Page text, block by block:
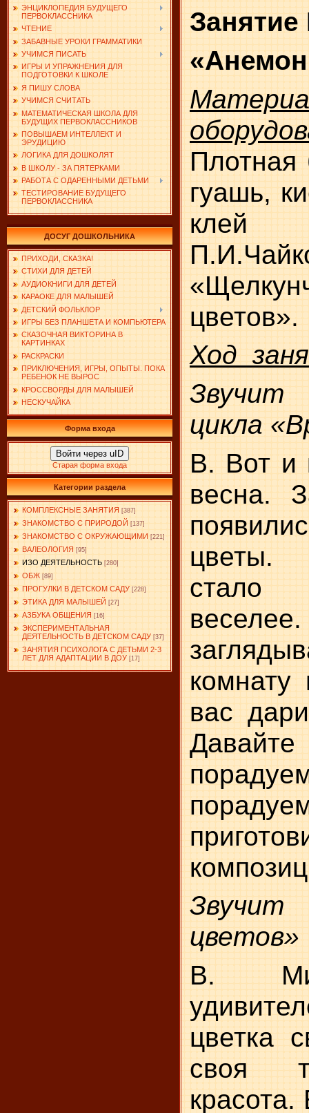
ЭНЦИКЛОПЕДИЯ БУДУЩЕГО
ПЕРВОКЛАССНИКА
ЧТЕНИЕ
ЗАБАВНЫЕ УРОКИ ГРАММАТИКИ
УЧИМСЯ ПИСАТЬ
ИГРЫ И УПРАЖНЕНИЯ ДЛЯ
ПОДГОТОВКИ К ШКОЛЕ
Я ПИШУ СЛОВА
УЧИМСЯ СЧИТАТЬ
МАТЕМАТИЧЕСКАЯ ШКОЛА ДЛЯ
БУДУЩИХ ПЕРВОКЛАССНИКОВ
ПОВЫШАЕМ ИНТЕЛЛЕКТ И
ЭРУДИЦИЮ
ЛОГИКА ДЛЯ ДОШКОЛЯТ
В ШКОЛУ - ЗА ПЯТЕРКАМИ
РАБОТА С ОДАРЕННЫМИ ДЕТЬМИ
ТЕСТИРОВАНИЕ БУДУЩЕГО
ПЕРВОКЛАССНИКА
ДОСУГ ДОШКОЛЬНИКА
ПРИХОДИ, СКАЗКА!
СТИХИ ДЛЯ ДЕТЕЙ
АУДИОКНИГИ ДЛЯ ДЕТЕЙ
КАРАОКЕ ДЛЯ МАЛЫШЕЙ
ДЕТСКИЙ ФОЛЬКЛОР
ИГРЫ БЕЗ ПЛАНШЕТА И КОМПЬЮТЕРА
СКАЗОЧНАЯ ВИКТОРИНА В
КАРТИНКАХ
РАСКРАСКИ
ПРИКЛЮЧЕНИЯ, ИГРЫ, ОПЫТЫ. ПОКА
РЕБЕНОК НЕ ВЫРОС
КРОССВОРДЫ ДЛЯ МАЛЫШЕЙ
НЕСКУЧАЙКА
Форма входа
Войти через uID
Старая форма входа
Категории раздела
КОМПЛЕКСНЫЕ ЗАНЯТИЯ [387]
ЗНАКОМСТВО С ПРИРОДОЙ [137]
ЗНАКОМСТВО С ОКРУЖАЮЩИМИ [221]
ВАЛЕОЛОГИЯ [95]
ИЗО ДЕЯТЕЛЬНОСТЬ [280]
ОБЖ [89]
ПРОГУЛКИ В ДЕТСКОМ САДУ [228]
ЭТИКА ДЛЯ МАЛЫШЕЙ [27]
АЗБУКА ОБЩЕНИЯ [16]
ЭКСПЕРИМЕНТАЛЬНАЯ
ДЕЯТЕЛЬНОСТЬ В ДЕТСКОМ САДУ [37]
ЗАНЯТИЯ ПСИХОЛОГА С ДЕТЬМИ 2-3
ЛЕТ ДЛЯ АДАПТАЦИИ В ДОУ [17]
Плотная
гуашь,
цветов».
Ход
цикла
В. Вот и
весна.
вас
цветов»
В.
цветка
своя